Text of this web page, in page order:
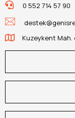
0 552 714 57 90
Kuzeykent Mah.